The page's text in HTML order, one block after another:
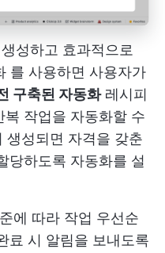
성하고 효과적으로
를 사용하면 사용자가
구축된 자동화레시피
작업을 자동화할 수
생성되면 자격을 갖춘
당하도록 자동화를 설
에 따라 작업 우선순
료 시 알림을 보내도록